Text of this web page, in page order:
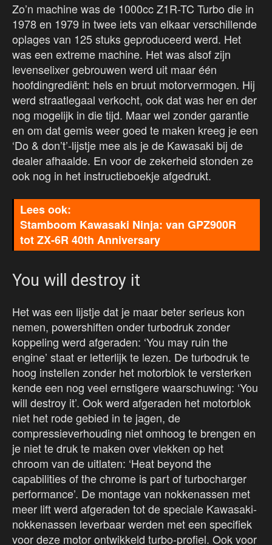
Zo’n machine was de 1000cc Z1R-TC Turbo die in
1978 en 1979 in twee iets van elkaar verschillende
oplages van 125 stuks geproduceerd werd. Het
was een extreme machine. Het was alsof zijn
levenselixer gebrouwen werd uit maar één
hoofdingrediënt: hels en bruut motorvermogen. Hij
werd straatlegaal verkocht, ook dat was her en der
nog mogelijk in die tijd. Maar wel zonder garantie
en om dat gemis weer goed te maken kreeg je een
‘Do & don’t’-lijstje mee als je de Kawasaki bij de
dealer afhaalde. En voor de zekerheid stonden ze
ook nog in het instructieboekje afgedrukt.
Stamboom Kawasaki Ninja: van GPZ900R
tot ZX-6R 40th Anniversary
You will destroy it
Het was een lijstje dat je maar beter serieus kon
nemen, powershiften onder turbodruk zonder
koppeling werd afgeraden: ‘You may ruin the
engine’ staat er letterlijk te lezen. De turbodruk te
hoog instellen zonder het motorblok te versterken
kende een nog veel ernstigere waarschuwing: ‘You
will destroy it’. Ook werd afgeraden het motorblok
niet het rode gebied in te jagen, de
compressieverhouding niet omhoog te brengen en
je niet te druk te maken over vlekken op het
chroom van de uitlaten: ‘Heat beyond the
capabilities of the chrome is part of turbocharger
performance’. De montage van nokkenassen met
meer lift werd afgeraden tot de speciale Kawasaki-
nokkenassen leverbaar werden met een specifiek
voor deze motor ontwikkeld turbo-profiel. Ook voor